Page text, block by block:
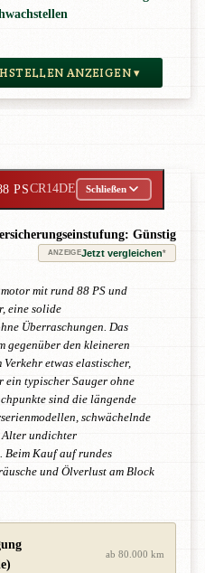
ANZEIGEN ▾
PSCR14DE Schließen
Günstig
ANZEIGEJetzt vergleichen*
mit rund 88 PS und
eine solide
Überraschungen. Das
gegenüber den kleineren
etwas elastischer,
ein typischer Sauger ohne
sind die längende
schwächelnde
Alter undichter
Kauf auf rundes
und Ölverlust am Block
ab 80.000 km